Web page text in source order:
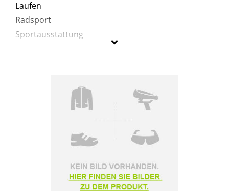
Laufen
Radsport
Sportausstattung